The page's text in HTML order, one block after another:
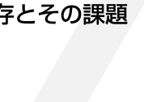
とその課題